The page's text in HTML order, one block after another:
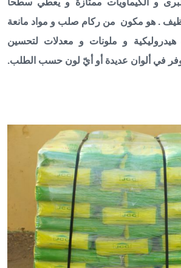
و الكيماويات ممتازة و يعطي سطحا
. هو مكون من ركام صلب و مواد مانعة
هيدروليكية و ملونات و معدلات لتحسين
في ألوان عديدة أو أيّ لون حسب الطلب.